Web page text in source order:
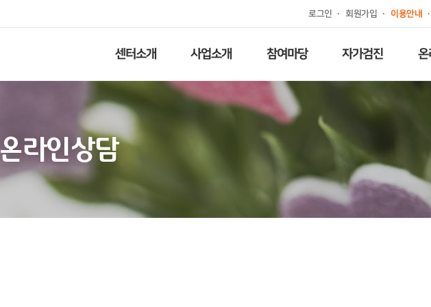
로그인 회원가입 이용안내
센터소개 사업소개 참여마당 자가검진 온
온라인상담